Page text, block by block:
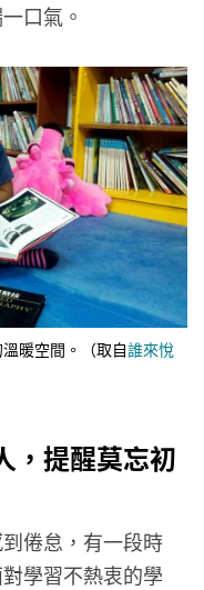
口氣。
暖空間。（取自誰來悅
，提醒莫忘初
倦怠，有一段時
學習不熱衷的學